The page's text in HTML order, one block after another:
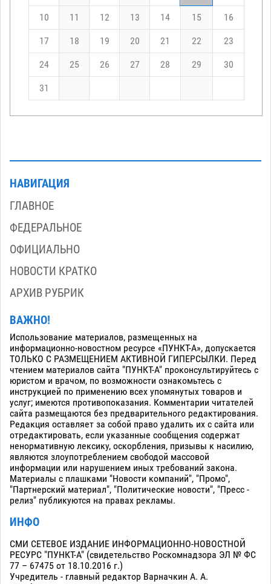
10 11 12 13 14 15 16
17 18 19 20 21 22 23
24 25 26 27 28 29 30
31
НАВИГАЦИЯ
ГЛАВНОЕ
ФЕДЕРАЛЬНОЕ
ОФИЦИАЛЬНО
НОВОСТИ КРАТКО
АРХИВ РУБРИК
ВАЖНО!
Использование материалов, размещенных на
информационно-новостном ресурсе «ПУНКТ-А», допускается
ТОЛЬКО С РАЗМЕЩЕНИЕМ АКТИВНОЙ ГИПЕРСЫЛКИ. Перед
чтением материалов сайта "ПУНКТ-А" проконсультируйтесь с
юристом и врачом, по возможности ознакомьтесь с
инструкцией по применению всех упомянутых товаров и
услуг; имеются противопоказания. Комментарии читателей
сайта размещаются без предварительного редактирования.
Редакция оставляет за собой право удалить их с сайта или
отредактировать, если указанные сообщения содержат
ненормативную лексику, оскорбления, призывы к насилию,
являются злоупотреблением свободой массовой
информации или нарушением иных требований закона.
Материалы с плашками "Новости компаний", "Промо",
"Партнерский материал", "Политические новости", "Пресс -
релиз" публикуются на правах рекламы.
ИНФО
СМИ СЕТЕВОЕ ИЗДАНИЕ ИНФОРМАЦИОННО-НОВОСТНОЙ
РЕСУРС "ПУНКТ-А" (свидетельство Роскомнадзора ЭЛ № ФС
77 – 67475 от 18.10.2016 г.)
Учредитель - главный редактор Варначкин А. А.